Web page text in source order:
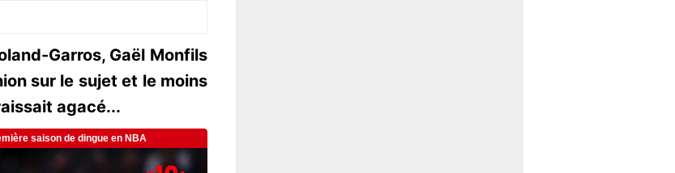
Garros, Gaël Monfils
sur le sujet et le moins
agacé...